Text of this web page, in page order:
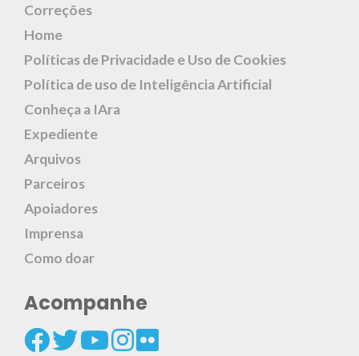
Correções
Home
Políticas de Privacidade e Uso de Cookies
Política de uso de Inteligência Artificial
Conheça a IAra
Expediente
Arquivos
Parceiros
Apoiadores
Imprensa
Como doar
Acompanhe